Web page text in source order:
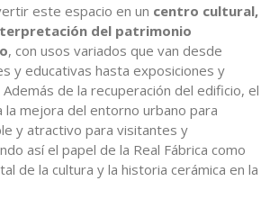
este espacio en un centro cultural,
del patrimonio
, con usos variados que van desde
y educativas hasta exposiciones y
de la recuperación del edificio, el
mejora del entorno urbano para
y atractivo para visitantes y
así el papel de la Real Fábrica como
de la cultura y la historia cerámica en la